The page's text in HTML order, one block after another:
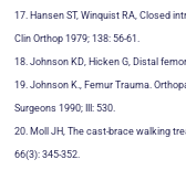
17. Hansen ST, Winquist RA, Closed
Clin Orthop 1979; 138: 56-61.
18. Johnson KD, Hicken G, Distal
19. Johnson K., Femur Trauma.
Surgeons 1990; III: 530.
20. Moll JH, The cast-brace walking
66(3): 345-352.